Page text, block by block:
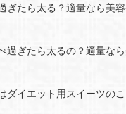
ぎたら太る？適量なら美
過ぎたら太るの？適量な
ダイエット用スイーツの